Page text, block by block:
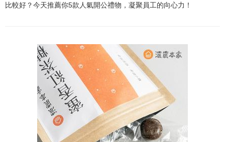
比較好？今天推薦你5款人氣開公禮物，凝聚員工的向心力！